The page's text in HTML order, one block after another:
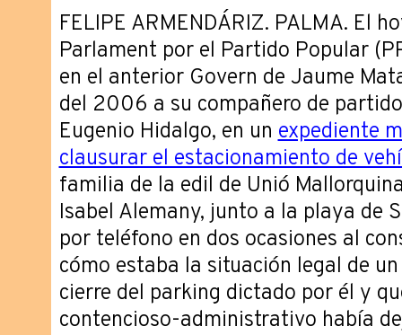
FELIPE ARMENDÁRIZ. PALMA. El
Parlament por el Partido Popular
en el anterior Govern de Jaume
del 2006 a su compañero de
Eugenio Hidalgo, en unexpediente
clausurar el estacionamiento de
familia de la edil de Unió
Isabel Alemany, junto a la playa de
por teléfono en dos ocasiones al
cómo estaba la situación legal de
cierre del parking dictado por él y
contencioso-administrativo había